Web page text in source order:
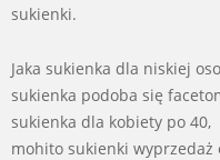
sukienki.
Jaka sukienka dla niskiej
sukienka podoba się
sukienka dla kobiety po 40,
mohito sukienki